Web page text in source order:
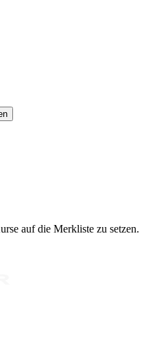
auf die Merkliste zu setzen.